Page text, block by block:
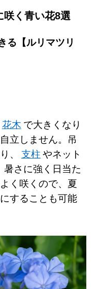
咲く青い花8選
る【ルリマツリ
花木 で大きくなり
立しません。吊
、
支柱 やネット
暑さに強く日当た
く咲くので、夏
することも可能